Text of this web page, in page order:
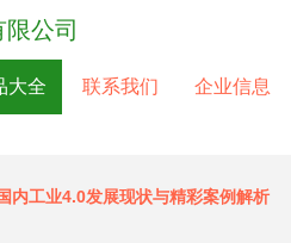
公司
大全 联系我们 企业信息
内工业4.0发展现状与精彩案例解析